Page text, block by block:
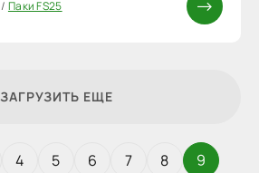
/ Паки FS25
ЗАГРУЗИТЬ ЕЩЕ
4 5 6 7 8 9